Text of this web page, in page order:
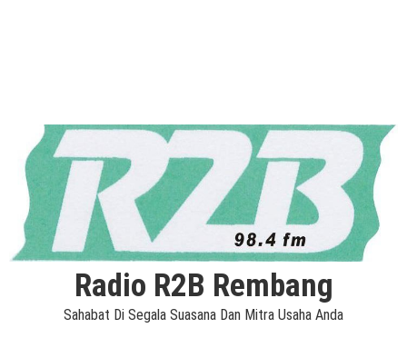
Radio R2B Rembang
Sahabat Di Segala Suasana Dan Mitra Usaha Anda